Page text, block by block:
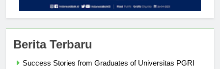
Berita Terbaru
Success Stories from Graduates of Universitas PGRI